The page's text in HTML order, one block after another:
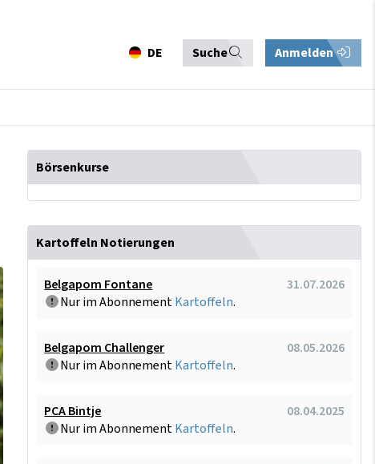
DE Suche Anmelden
Börsenkurse
Kartoffeln Notierungen
Belgapom Fontane
31.07.2026
Nur im AbonnementKartoffeln.
Belgapom Challenger
08.05.2026
Nur im AbonnementKartoffeln.
PCA Bintje
08.04.2025
Nur im AbonnementKartoffeln.